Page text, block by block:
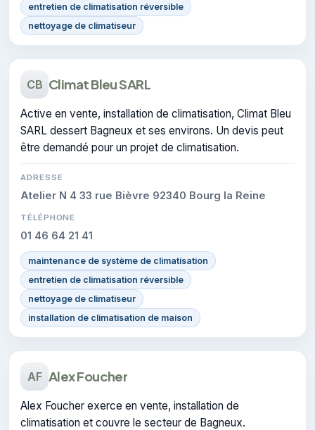
entretien de climatisation réversible
nettoyage de climatiseur
CB Climat Bleu SARL
Active en vente, installation de climatisation, Climat Bleu
SARL dessert Bagneux et ses environs. Un devis peut
être demandé pour un projet de climatisation.
ADRESSE
Atelier N 4 33 rue Bièvre 92340 Bourg la Reine
TÉLÉPHONE
01 46 64 21 41
maintenance de système de climatisation
entretien de climatisation réversible
nettoyage de climatiseur
installation de climatisation de maison
AF Alex Foucher
Alex Foucher exerce en vente, installation de
climatisation et couvre le secteur de Bagneux.